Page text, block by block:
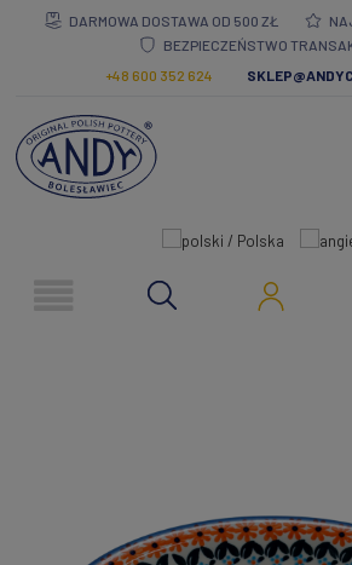
DARMOWA DOSTAWA OD 500 ZŁ
BEZPIECZEŃSTWO
+48 600 352 624